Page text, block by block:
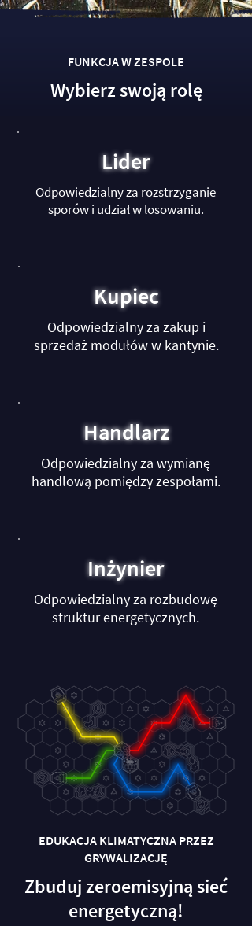
FUNKCJA W ZESPOLE
Wybierz swoją rolę
Lider
Odpowiedzialny za rozstrzyganie
sporów i udział w losowaniu.
Kupiec
Odpowiedzialny za zakup i
sprzedaż modułów w kantynie.
Handlarz
Odpowiedzialny za wymianę
handlową pomiędzy zespołami.
Inżynier
Odpowiedzialny za rozbudowę
struktur energetycznych.
EDUKACJA KLIMATYCZNA PRZEZ
GRYWALIZACJĘ
Zbuduj zeroemisyjną sieć
energetyczną!